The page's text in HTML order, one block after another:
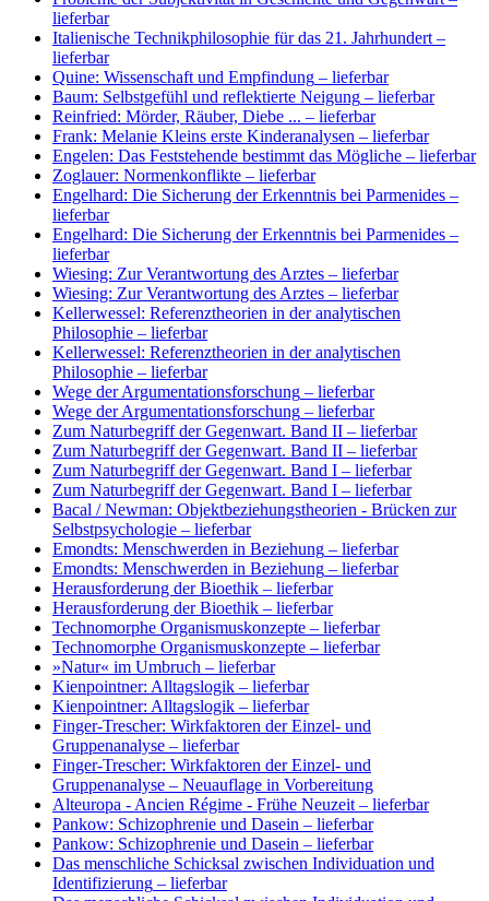
lieferbar
Italienische Technikphilosophie für das 21. Jahrhundert –
lieferbar
Quine: Wissenschaft und Empfindung – lieferbar
Baum: Selbstgefühl und reflektierte Neigung – lieferbar
Reinfried: Mörder, Räuber, Diebe ... – lieferbar
Frank: Melanie Kleins erste Kinderanalysen – lieferbar
Engelen: Das Feststehende bestimmt das Mögliche – lieferbar
Zoglauer: Normenkonflikte – lieferbar
Engelhard: Die Sicherung der Erkenntnis bei Parmenides –
lieferbar
Engelhard: Die Sicherung der Erkenntnis bei Parmenides –
lieferbar
Wiesing: Zur Verantwortung des Arztes – lieferbar
Wiesing: Zur Verantwortung des Arztes – lieferbar
Kellerwessel: Referenztheorien in der analytischen
Philosophie – lieferbar
Kellerwessel: Referenztheorien in der analytischen
Philosophie – lieferbar
Wege der Argumentationsforschung – lieferbar
Wege der Argumentationsforschung – lieferbar
Zum Naturbegriff der Gegenwart. Band II – lieferbar
Zum Naturbegriff der Gegenwart. Band II – lieferbar
Zum Naturbegriff der Gegenwart. Band I – lieferbar
Zum Naturbegriff der Gegenwart. Band I – lieferbar
Bacal / Newman: Objektbeziehungstheorien - Brücken zur
Selbstpsychologie – lieferbar
Emondts: Menschwerden in Beziehung – lieferbar
Emondts: Menschwerden in Beziehung – lieferbar
Herausforderung der Bioethik – lieferbar
Herausforderung der Bioethik – lieferbar
Technomorphe Organismuskonzepte – lieferbar
Technomorphe Organismuskonzepte – lieferbar
»Natur« im Umbruch – lieferbar
Kienpointner: Alltagslogik – lieferbar
Kienpointner: Alltagslogik – lieferbar
Finger-Trescher: Wirkfaktoren der Einzel- und
Gruppenanalyse – lieferbar
Finger-Trescher: Wirkfaktoren der Einzel- und
Gruppenanalyse – Neuauflage in Vorbereitung
Alteuropa - Ancien Régime - Frühe Neuzeit – lieferbar
Pankow: Schizophrenie und Dasein – lieferbar
Pankow: Schizophrenie und Dasein – lieferbar
Das menschliche Schicksal zwischen Individuation und
Identifizierung – lieferbar